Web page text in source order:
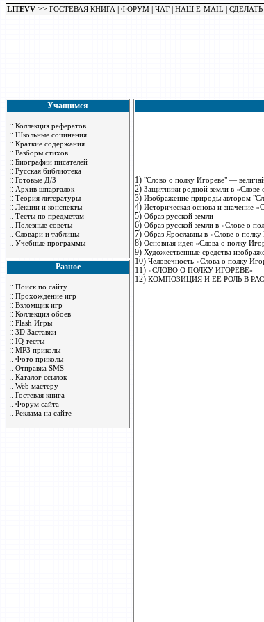
LITEVV >> ГОСТЕВАЯ КНИГА ФОРУМ ЧАТ НАШ E-MAIL
Учащимся
:: Коллекция рефератов
:: Школьные сочинения
:: Краткие содержания
:: Разборы стихов
:: Биографии писателей
:: Русская библиотека
:: Готовые Д/З
:: Архив шпаргалок
:: Теория литературы
:: Лекции и конспекты
:: Тесты по предметам
:: Полезные советы
:: Словари и таблицы
:: Учебные программы
Разное
:: Поиск по сайту
:: Прохождение игр
:: Взломщик игр
:: Коллекция обоев
:: Flash Игры
:: 3D Заставки
:: IQ тесты
:: MP3 приколы
:: Фото приколы
:: Отправка SMS
:: Каталог ссылок
:: Web мастеру
:: Гостевая книга
:: Форум сайта
:: Реклама на сайте
1) "Слово о полку Игореве" —
2) Защитники родной земли в «Слове
3) Изображение природы автором
4) Историческая основа и значение
5) Образ русской земли
6) Образ русской земли в «Слове о
7) Образ Ярославны в «Слове о полку
8) Основная идея «Слова о полку
9) Художественные средства
10) Человечность «Слова о полку
11) «СЛОВО О ПОЛКУ ИГОРЕВЕ»
12) КОМПОЗИЦИЯ И ЕЕ РОЛЬ В